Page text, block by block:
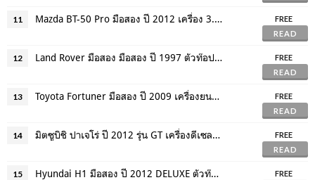
11 Mazda BT-50 Pro มือสอง ปี 2012 เครื่อง 3.2 ดีเซล 4 WD ไมล์แท้ 9 หมื่นโล
FREE
READ
12 Land Rover มือสอง มือสอง ปี 1997 ตัวท๊อปสุด ออฟชั่นเต็มสุด ระบบต่างๆใช้ได้ครบ
FREE
READ
13 Toyota Fortuner มือสอง ปี 2009 เครื่องยนต์ 2.7 เบนซิน ติดแก๊ส LPG
FREE
READ
14 มิตซูบิชิ ปาเจโร่ ปี 2012 รุ่น GT เครื่องดีเซล 2.5 VG เทอร์โบ รับประกัน 2 ปี
FREE
READ
15 Hyundai H1 มือสอง ปี 2012 DELUXE ตัวท๊อปสุด เครื่อง 2.5 ดีเซล จัดไฟแนนซ์ได้
FREE